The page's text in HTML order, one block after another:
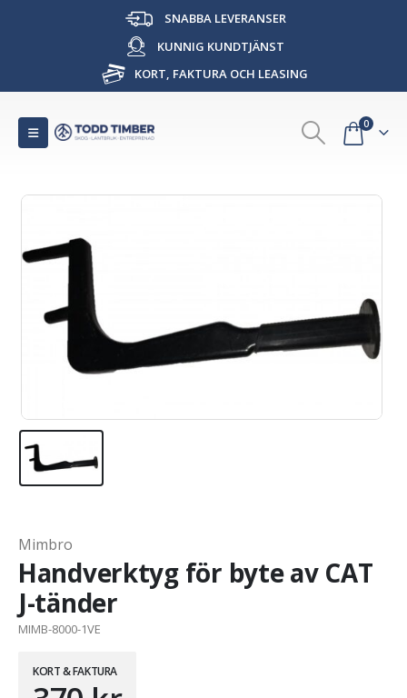
SNABBA LEVERANSER
KUNNIG KUNDTJÄNST
KORT, FAKTURA OCH LEASING
0
Mimbro
Handverktyg för byte av CAT
J-tänder
MIMB-8000-1VE
KORT & FAKTURA